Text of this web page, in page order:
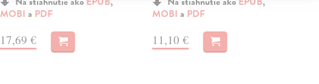
MOBI a PDF
17,69 €
MOBI a PDF
11,10 €